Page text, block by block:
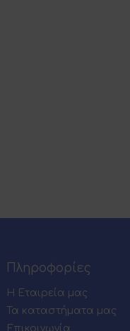
Πληροφορίες
Η Εταιρεία μας
Τα καταστήματα μας
Επικοινωνία